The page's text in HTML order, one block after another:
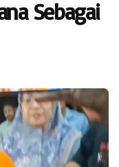
Sebagai